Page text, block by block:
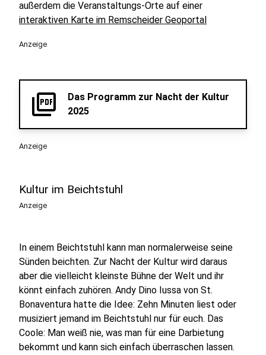
außerdem die Veranstaltungs-Orte auf einer
interaktiven Karte im Remscheider Geoportal
Anzeige
picture_as_pdf
Das Programm zur Nacht der Kultur
2025
Anzeige
Kultur im Beichtstuhl
Anzeige
In einem Beichtstuhl kann man normalerweise seine
Sünden beichten. Zur Nacht der Kultur wird daraus
aber die vielleicht kleinste Bühne der Welt und ihr
könnt einfach zuhören. Andy Dino Iussa von St.
Bonaventura hatte die Idee: Zehn Minuten liest oder
musiziert jemand im Beichtstuhl nur für euch. Das
Coole: Man weiß nie, was man für eine Darbietung
bekommt und kann sich einfach überraschen lassen.